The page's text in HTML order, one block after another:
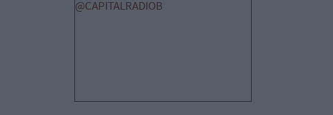
@CAPITALRADIOB